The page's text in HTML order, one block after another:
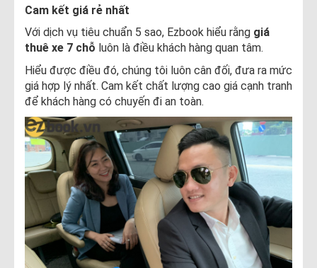
Cam kết giá rẻ nhất
Với dịch vụ tiêu chuẩn 5 sao, Ezbook hiểu rằng giá
thuê xe 7 chỗ luôn là điều khách hàng quan tâm.
Hiểu được điều đó, chúng tôi luôn cân đối, đưa ra mức
giá hợp lý nhất. Cam kết chất lượng cao giá cạnh tranh
để khách hàng có chuyến đi an toàn.